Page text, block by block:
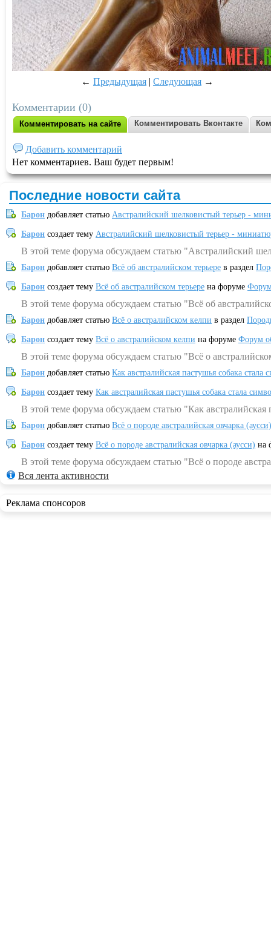
← Предыдущая | Следующая →
Комментарии (0)
Комментировать на сайте Комментировать Вконтакте
Добавить комментарий
Нет комментариев. Ваш будет первым!
Последние новости сайта
Барон добавляет статью Австралийский шелковистый терьер -
Барон создает тему Австралийский шелковистый терьер -
В этой теме форума обсуждаем статью "Австралийский
Барон добавляет статью Всё об австралийском терьере в раздел
Барон создает тему Всё об австралийском терьере на форуме
В этой теме форума обсуждаем статью "Всё об
Барон добавляет статью Всё о австралийском келпи в раздел
Барон создает тему Всё о австралийском келпи на форуме Форум
В этой теме форума обсуждаем статью "Всё о
Барон добавляет статью Как австралийская пастушья собака
Барон создает тему Как австралийская пастушья собака стала
В этой теме форума обсуждаем статью "Как
Барон добавляет статью Всё о породе австралийская овчарка (аусси)
Барон создает тему Всё о породе австралийская овчарка (аусси) на
В этой теме форума обсуждаем статью "Всё о породе
Вся лента активности
Реклама спонсоров